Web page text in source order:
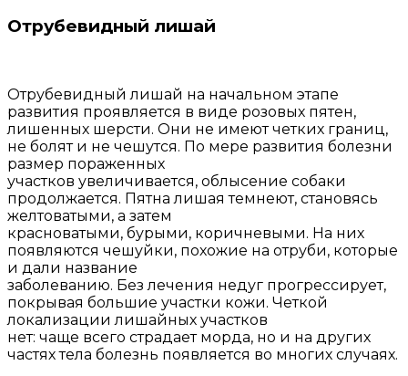
Отрубевидный лишай
Отрубевидный лишай на начальном этапе
развития проявляется в виде розовых пятен,
лишенных шерсти. Они не имеют четких границ,
не болят и не чешутся. По мере развития болезни
размер пораженных
участков увеличивается, облысение собаки
продолжается. Пятна лишая темнеют, становясь
желтоватыми, а затем
красноватыми, бурыми, коричневыми. На них
появляются чешуйки, похожие на отруби, которые
и дали название
заболеванию. Без лечения недуг прогрессирует,
покрывая большие участки кожи. Четкой
локализации лишайных участков
нет: чаще всего страдает морда, но и на других
частях тела болезнь появляется во многих случаях.